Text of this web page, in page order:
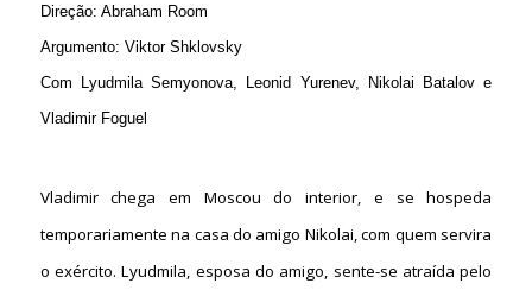
Direção: Abraham Room
Argumento: Viktor Shklovsky
Com Lyudmila Semyonova, Leonid Yurenev, Nikolai Batalov e
Vladimir Foguel
Vladimir chega em Moscou do interior, e se hospeda
temporariamente na casa do amigo Nikolai, com quem servira
o exército. Lyudmila, esposa do amigo, sente-se atraída pelo